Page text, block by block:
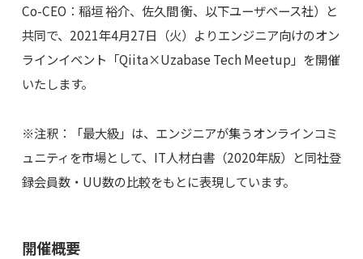
Co-CEO：稲垣 裕介、佐久間 衡、以下ユーザベース社）と
共同で、2021年4月27日（火）よりエンジニア向けのオン
ラインイベント「Qiita×Uzabase Tech Meetup」を開催
いたします。
※注釈：「最大級」は、エンジニアが集うオンラインコミ
ュニティを市場として、IT人材白書（2020年版）と同社登
録会員数・UU数の比較をもとに表現しています。
開催概要